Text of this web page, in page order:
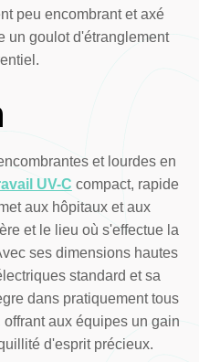
peu encombrant et axé
un goulot d'étranglement
et lourdes en
UV-C compact, rapide
aux hôpitaux et aux
et le lieu où s'effectue la
ses dimensions hautes
standard et sa
dans pratiquement tous
aux équipes un gain
d'esprit précieux.